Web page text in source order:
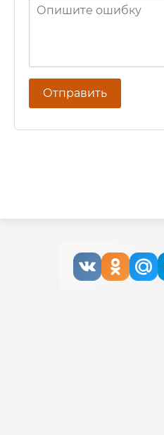
Отправить